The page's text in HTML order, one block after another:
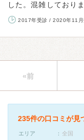
した。混雑しており
2017年受診 / 2020年11月
«前
235件の口コミが見
エリア
全国